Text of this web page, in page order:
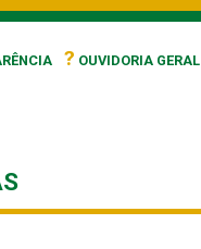
? OUVIDORIA GERAL